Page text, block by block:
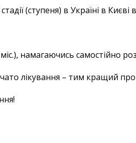
(ступеня) в Україні в
намагаючись самостійно
лікування – тим кращий